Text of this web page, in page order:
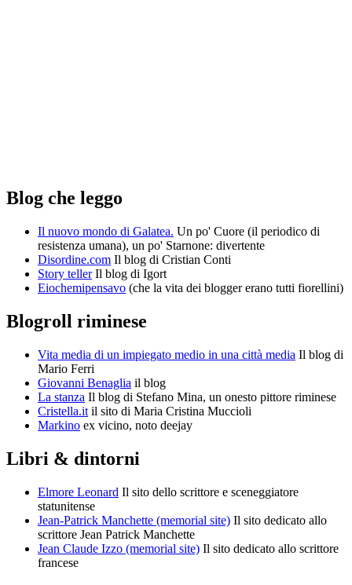
Blog che leggo
Il nuovo mondo di Galatea. Un po' Cuore (il periodico di
resistenza umana), un po' Starnone: divertente
Disordine.com Il blog di Cristian Conti
Story tellerIl blog di Igort
Eiochemipensavo (che la vita dei blogger erano tutti fiorellini)
Blogroll riminese
Vita media di un impiegato medio in una città media Il blog di
Mario Ferri
Giovanni Benaglia il blog
La stanza Il blog di Stefano Mina, un onesto pittore riminese
Cristella.it il sito di Maria Cristina Muccioli
Markino ex vicino, noto deejay
Libri & dintorni
Elmore Leonard Il sito dello scrittore e sceneggiatore
statunitense
Jean-Patrick Manchette (memorial site) Il sito dedicato allo
scrittore Jean Patrick Manchette
Jean Claude Izzo (memorial site) Il sito dedicato allo scrittore
francese